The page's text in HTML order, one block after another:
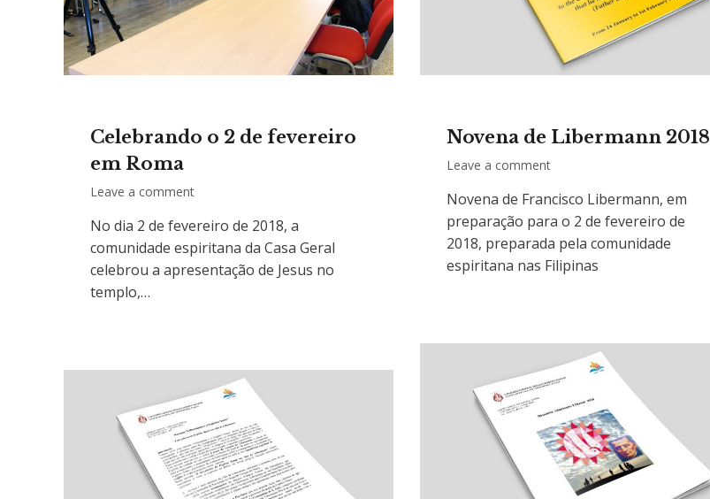
Celebrando o 2 de fevereiro
em Roma
Leave a comment
No dia 2 de fevereiro de 2018, a
comunidade espiritana da Casa Geral
celebrou a apresentação de Jesus no
templo,…
Novena de Libermann 2018
Leave a comment
Novena de Francisco Libermann, em
preparação para o 2 de fevereiro de
2018, preparada pela comunidade
espiritana nas Filipinas